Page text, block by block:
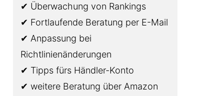
✔ Überwachung von Rankings
✔ Fortlaufende Beratung per E-Mail
✔ Anpassung bei
Richtlinienänderungen
✔ Tipps fürs Händler-Konto
✔ weitere Beratung über Amazon